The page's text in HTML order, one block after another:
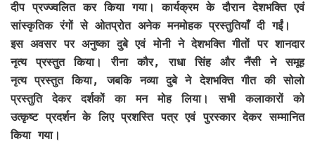
दीप प्रज्ज्वलित कर किया गया। कार्यक्रम के दौरान देशभक्ति एवं
सांस्कृतिक रंगों से ओतप्रोत अनेक मनमोहक प्रस्तुतियाँ दी गईं।
इस अवसर पर अनुष्का दुबे एवं मोनी ने देशभक्ति गीतों पर शानदार
नृत्य प्रस्तुत किया। रीना कौर, राधा सिंह और नैंसी ने समूह
नृत्य प्रस्तुत किया, जबकि नव्या दुबे ने देशभक्ति गीत की सोलो
प्रस्तुति देकर दर्शकों का मन मोह लिया। सभी कलाकारों को
उत्कृष्ट प्रदर्शन के लिए प्रशस्ति पत्र एवं पुरस्कार देकर सम्मानित
किया गया।